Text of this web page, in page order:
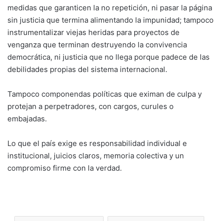
medidas que garanticen la no repetición, ni pasar la página
sin justicia que termina alimentando la impunidad; tampoco
instrumentalizar viejas heridas para proyectos de
venganza que terminan destruyendo la convivencia
democrática, ni justicia que no llega porque padece de las
debilidades propias del sistema internacional.
Tampoco componendas políticas que eximan de culpa y
protejan a perpetradores, con cargos, curules o
embajadas.
Lo que el país exige es responsabilidad individual e
institucional, juicios claros, memoria colectiva y un
compromiso firme con la verdad.